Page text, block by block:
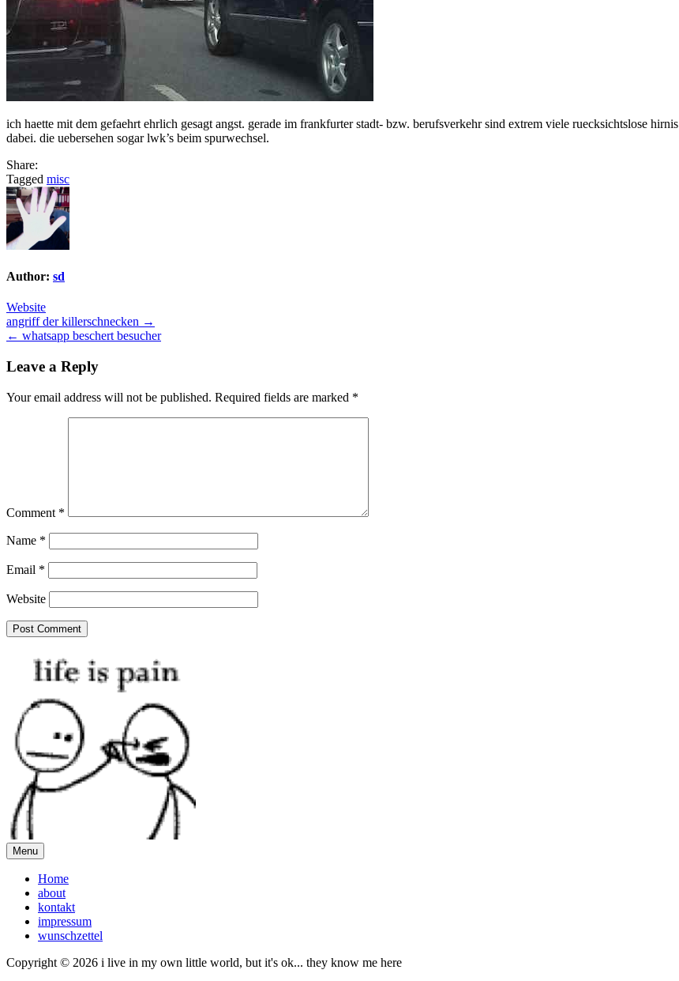
ich haette mit dem gefaehrt ehrlich gesagt angst. gerade im frankfurter stadt- bzw. berufsverkehr sind extrem viele ruecksichtslose hirnis
dabei. die uebersehen sogar lwk’s beim spurwechsel.
Share:
Tagged misc
Author: sd
Website
Post
navigation
angriff der killerschnecken →
← whatsapp beschert besucher
Leave a Reply
Your email address will not be published. Required fields are marked *
Comment *
Name *
Email *
Website
Menu
Home
about
kontakt
impressum
wunschzettel
Copyright © 2026 i live in my own little world, but it's ok... they know me here